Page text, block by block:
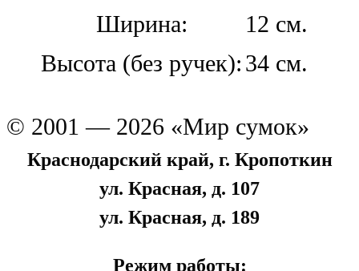
Ширина:
12 см.
Высота (без ручек): 34 см.
© 2001 — 2026 «Мир сумок»
Краснодарский край, г. Кропоткин
ул. Красная, д. 107
ул. Красная, д. 189
Режим работы: